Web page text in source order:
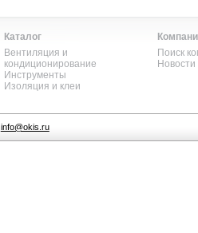
Каталог
Вентиляция и
кондиционирование
Инструменты
Изоляция и клеи
Поиск
info@okis.ru